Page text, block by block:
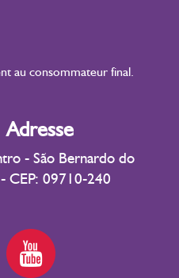
au consommateur final.
Adresse
- São Bernardo do
CEP: 09710-240